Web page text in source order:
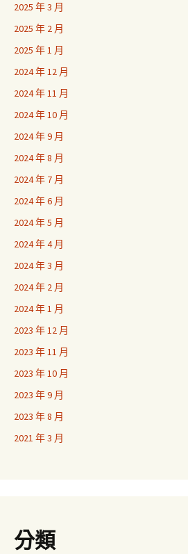
2025 年 3 月
2025 年 2 月
2025 年 1 月
2024 年 12 月
2024 年 11 月
2024 年 10 月
2024 年 9 月
2024 年 8 月
2024 年 7 月
2024 年 6 月
2024 年 5 月
2024 年 4 月
2024 年 3 月
2024 年 2 月
2024 年 1 月
2023 年 12 月
2023 年 11 月
2023 年 10 月
2023 年 9 月
2023 年 8 月
2021 年 3 月
分類